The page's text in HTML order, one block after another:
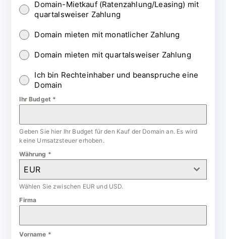
Domain-Mietkauf (Ratenzahlung/Leasing) mit
quartalsweiser Zahlung
Domain mieten mit monatlicher Zahlung
Domain mieten mit quartalsweiser Zahlung
Ich bin Rechteinhaber und beanspruche eine
Domain
Ihr Budget *
Geben Sie hier Ihr Budget für den Kauf der Domain an. Es wird
keine Umsatzsteuer erhoben.
Währung *
EUR
Wählen Sie zwischen EUR und USD.
Firma
Vorname *